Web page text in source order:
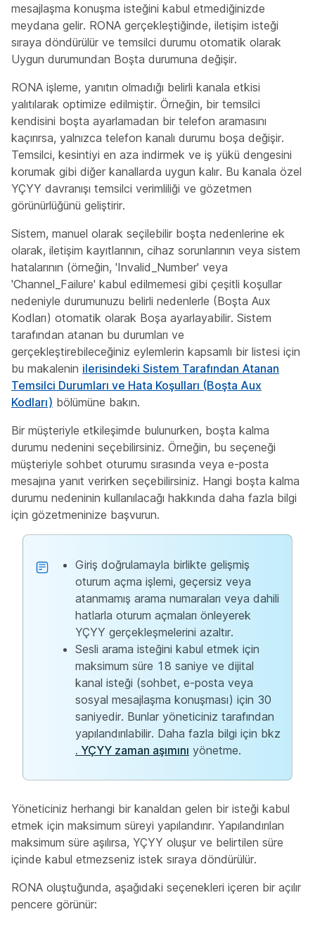
mesajlaşma konuşma isteğini kabul etmediğinizde
meydana gelir. RONA gerçekleştiğinde, iletişim isteği
sıraya döndürülür ve temsilci durumu otomatik olarak
Uygun durumundan Boşta durumuna değişir.
RONA işleme, yanıtın olmadığı belirli kanala etkisi
yalıtılarak optimize edilmiştir. Örneğin, bir temsilci
kendisini boşta ayarlamadan bir telefon aramasını
kaçırırsa, yalnızca telefon kanalı durumu boşa değişir.
Temsilci, kesintiyi en aza indirmek ve iş yükü dengesini
korumak gibi diğer kanallarda uygun kalır. Bu kanala özel
YÇYY davranışı temsilci verimliliği ve gözetmen
görünürlüğünü geliştirir.
Sistem, manuel olarak seçilebilir boşta nedenlerine ek
olarak, iletişim kayıtlarının, cihaz sorunlarının veya sistem
hatalarının (örneğin, 'Invalid_Number' veya
'Channel_Failure' kabul edilmemesi gibi çeşitli koşullar
nedeniyle durumunuzu belirli nedenlerle (Boşta Aux
Kodları) otomatik olarak Boşa ayarlayabilir. Sistem
tarafından atanan bu durumları ve
gerçekleştirebileceğiniz eylemlerin kapsamlı bir listesi için
bu makalenin ilerisindeki Sistem Tarafından Atanan
Temsilci Durumları ve Hata Koşulları (Boşta Aux
Kodları) bölümüne bakın.
Bir müşteriyle etkileşimde bulunurken, boşta kalma
durumu nedenini seçebilirsiniz. Örneğin, bu seçeneği
müşteriyle sohbet oturumu sırasında veya e-posta
mesajına yanıt verirken seçebilirsiniz. Hangi boşta kalma
durumu nedeninin kullanılacağı hakkında daha fazla bilgi
için gözetmeninize başvurun.
Giriş doğrulamayla birlikte gelişmiş
oturum açma işlemi, geçersiz veya
atanmamış arama numaraları veya dahili
hatlarla oturum açmaları önleyerek
YÇYY gerçekleşmelerini azaltır.
Sesli arama isteğini kabul etmek için
maksimum süre 18 saniye ve dijital
kanal isteği (sohbet, e-posta veya
sosyal mesajlaşma konuşması) için 30
saniyedir. Bunlar yöneticiniz tarafından
yapılandırılabilir. Daha fazla bilgi için bkz
. YÇYY zaman aşımını yönetme.
Yöneticiniz herhangi bir kanaldan gelen bir isteği kabul
etmek için maksimum süreyi yapılandırır. Yapılandırılan
maksimum süre aşılırsa, YÇYY oluşur ve belirtilen süre
içinde kabul etmezseniz istek sıraya döndürülür.
RONA oluştuğunda, aşağıdaki seçenekleri içeren bir açılır
pencere görünür: